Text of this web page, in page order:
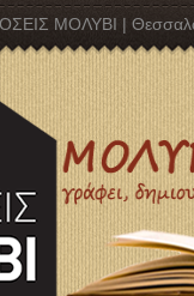
ΜΟΛΥΒΙ |